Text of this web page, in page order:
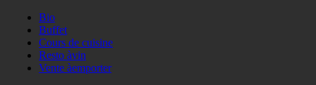
Bio
Buffet
Cours de cuisine
Resto àvin
Vente àemporter